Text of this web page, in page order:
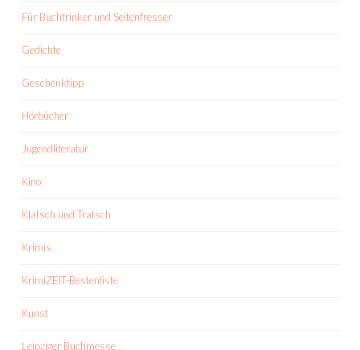
Für Buchtrinker und Seitenfresser
Gedichte
Geschenktipp
Hörbücher
Jugendliteratur
Kino
Klatsch und Tratsch
Krimis
KrimiZEIT-Bestenliste
Kunst
Leipziger Buchmesse